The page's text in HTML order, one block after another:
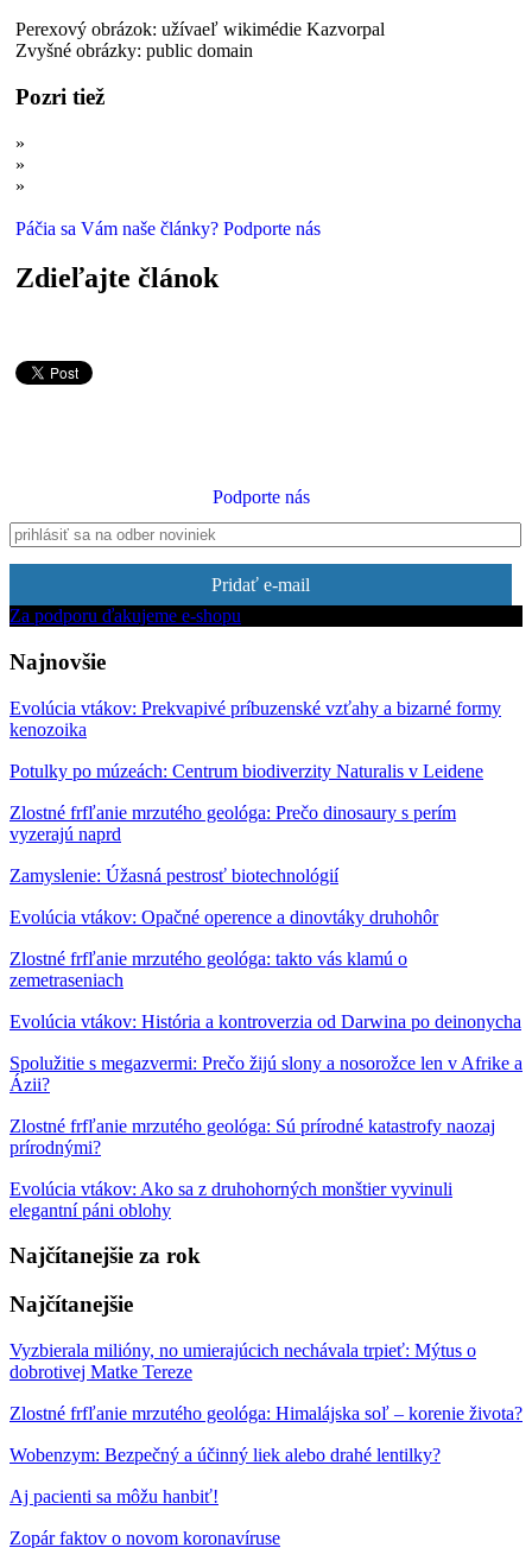
Perexový obrázok: užívaeľ wikimédie Kazvorpal
Zvyšné obrázky: public domain
Pozri tiež
»
»
»
Páčia sa Vám naše články? Podporte nás
Zdieľajte článok
Podporte nás
Pridať e-mail
Za podporu ďakujeme e-shopu
Najnovšie
Evolúcia vtákov: Prekvapivé príbuzenské vzťahy a bizarné formy
kenozoika
Potulky po múzeách: Centrum biodiverzity Naturalis v Leidene
Zlostné frfľanie mrzutého geológa: Prečo dinosaury s perím
vyzerajú naprd
Zamyslenie: Úžasná pestrosť biotechnológií
Evolúcia vtákov: Opačné operence a dinovtáky druhohôr
Zlostné frfľanie mrzutého geológa: takto vás klamú o
zemetraseniach
Evolúcia vtákov: História a kontroverzia od Darwina po deinonycha
Spolužitie s megazvermi: Prečo žijú slony a nosorožce len v Afrike a
Ázii?
Zlostné frfľanie mrzutého geológa: Sú prírodné katastrofy naozaj
prírodnými?
Evolúcia vtákov: Ako sa z druhohorných monštier vyvinuli
elegantní páni oblohy
Najčítanejšie za rok
Najčítanejšie
Vyzbierala milióny, no umierajúcich nechávala trpieť: Mýtus o
dobrotivej Matke Tereze
Zlostné frfľanie mrzutého geológa: Himalájska soľ – korenie života?
Wobenzym: Bezpečný a účinný liek alebo drahé lentilky?
Aj pacienti sa môžu hanbiť!
Zopár faktov o novom koronavíruse